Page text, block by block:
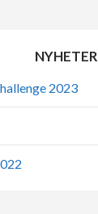
NYHETER
2023